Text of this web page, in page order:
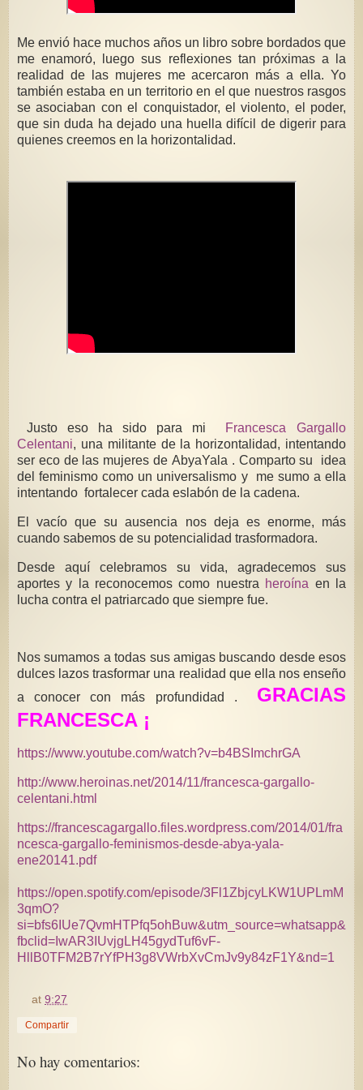
Me envió hace muchos años un libro sobre bordados que
me enamoró, luego sus reflexiones tan próximas a la
realidad de las mujeres me acercaron más a ella. Yo
también estaba en un territorio en el que nuestros rasgos
se asociaban con el conquistador, el violento, el poder,
que sin duda ha dejado una huella difícil de digerir para
quienes creemos en la horizontalidad.
Justo eso ha sido para mi
Francesca Gargallo
Celentani, una militante de la horizontalidad, intentando
ser eco de las mujeres de AbyaYala . Comparto su idea
del feminismo como un universalismo y me sumo a ella
intentando fortalecer cada eslabón de la cadena.
El vacío que su ausencia nos deja es enorme, más
cuando sabemos de su potencialidad trasformadora.
Desde aquí celebramos su vida, agradecemos sus
aportes y la reconocemos como nuestra heroína en la
lucha contra el patriarcado que siempre fue.
Nos sumamos a todas sus amigas buscando desde esos
dulces lazos trasformar una realidad que ella nos enseño
a conocer con más profundidad . GRACIAS
FRANCESCA ¡
https://www.youtube.com/watch?v=b4BSImchrGA
http://www.heroinas.net/2014/11/francesca-gargallo-
celentani.html
https://francescagargallo.files.wordpress.com/2014/01/fra
ncesca-gargallo-feminismos-desde-abya-yala-
ene20141.pdf
https://open.spotify.com/episode/3Fl1ZbjcyLKW1UPLmM
3qmO?
si=bfs6IUe7QvmHTPfq5ohBuw&utm_source=whatsapp&
fbclid=IwAR3IUvjgLH45gydTuf6vF-
HllB0TFM2B7rYfPH3g8VWrbXvCmJv9y84zF1Y&nd=1
at9:27
Compartir
No hay comentarios: